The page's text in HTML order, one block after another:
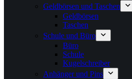
Geldbörsen und Taschen
Geldbörsen
Taschen
Schule und Büro
Büro
Schule
Kugelschreiber
Anhänger und Pins